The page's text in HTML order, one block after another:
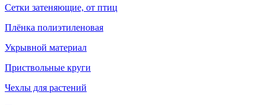
Сетки затеняющие, от птиц
Плёнка полиэтиленовая
Укрывной материал
Приствольные круги
Чехлы для растений